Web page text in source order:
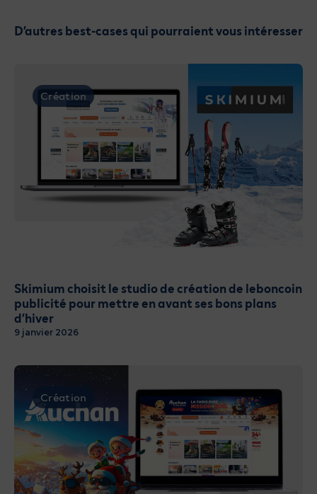
D’autres best-cases qui pourraient vous intéresser
Création
Skimium choisit le studio de création de leboncoin
publicité pour mettre en avant ses bons plans
d’hiver
9 janvier 2026
Création